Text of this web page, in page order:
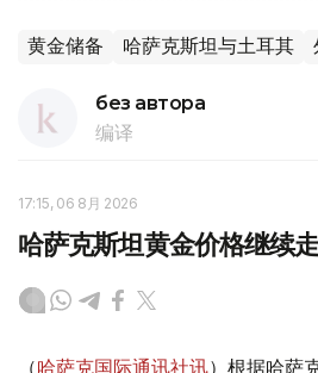
黄金储备 哈萨克斯坦与土耳其
без автора
编译
17:15, 06 8月 2026
哈萨克斯坦黄金价格继续
（哈萨克国际通讯社讯）根据哈萨